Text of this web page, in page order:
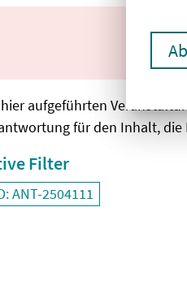
hier aufgeführten
für den Inhalt,
Filter
Filter
ANT-2504111
deaktivieren und